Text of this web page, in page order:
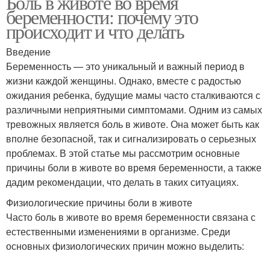
беременности: почему это
происходит и что делать
Введение
Беременность — это уникальный и важный период в
жизни каждой женщины. Однако, вместе с радостью
ожидания ребенка, будущие мамы часто сталкиваются с
различными неприятными симптомами. Одним из самых
тревожных является боль в животе. Она может быть как
вполне безопасной, так и сигнализировать о серьезных
проблемах. В этой статье мы рассмотрим основные
причины боли в животе во время беременности, а также
дадим рекомендации, что делать в таких ситуациях.
Физиологические причины боли в животе
Часто боль в животе во время беременности связана с
естественными изменениями в организме. Среди
основных физиологических причин можно выделить: